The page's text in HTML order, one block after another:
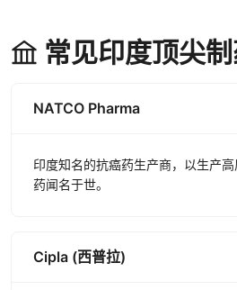
常见印度顶尖
NATCO Pharma
印度知名的抗癌药生产商，以生产
药闻名于世。
Cipla (西普拉)